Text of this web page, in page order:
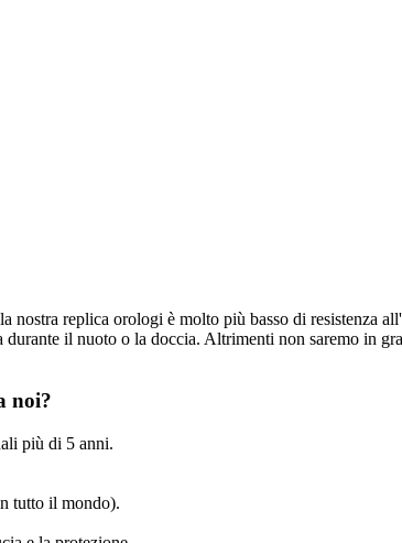
nostra replica orologi è molto più basso di resistenza
il nuoto o la doccia. Altrimenti non saremo in
noi?
più di 5 anni.
tutto il mondo).